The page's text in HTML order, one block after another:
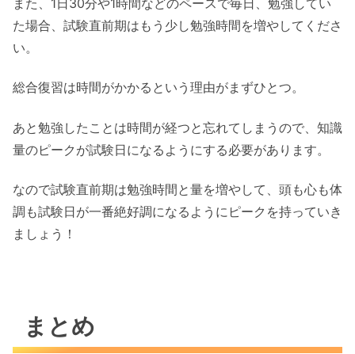
た場合、試験直前期はもう少し勉強時間を増やしてくださ
い。
総合復習は時間がかかるという理由がまずひとつ。
あと勉強したことは時間が経つと忘れてしまうので、知識
量のピークが試験日になるようにする必要があります。
なので試験直前期は勉強時間と量を増やして、頭も心も体
調も試験日が一番絶好調になるようにピークを持っていき
ましょう！
まとめ